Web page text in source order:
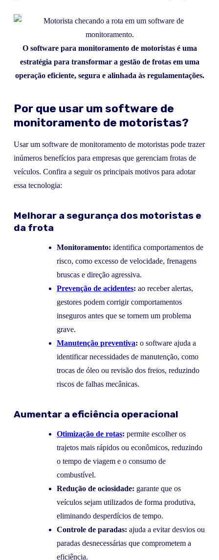
O software para monitoramento de motoristas é uma
estratégia para transformar a gestão de frotas em uma
operação eficiente, segura e alinhada às regulamentações.
Por que usar um software de
monitoramento de motoristas?
Usar um software de monitoramento de motoristas pode trazer
inúmeros benefícios para empresas que gerenciam frotas de
veículos. Confira a seguir os principais motivos para adotar
essa tecnologia:
Melhorar a segurança dos motoristas e
da frota
Monitoramento: identifica comportamentos de
risco, como excesso de velocidade, frenagens
bruscas e direção agressiva.
Prevenção de acidentes: ao receber alertas,
gestores podem corrigir comportamentos
inseguros antes que se tornem um problema
grave.
Manutenção preventiva: o software ajuda a
identificar necessidades de manutenção, como
trocas de óleo ou revisão dos freios, reduzindo
riscos de falhas mecânicas.
Aumentar a eficiência operacional
Otimização de rotas: permite escolher os
trajetos mais rápidos ou econômicos, reduzindo
o tempo de viagem e o consumo de
combustível.
Redução de ociosidade: garante que os
veículos sejam utilizados de forma produtiva,
eliminando desperdícios de tempo.
Controle de paradas: ajuda a evitar desvios ou
paradas desnecessárias que comprometem a
eficiência.